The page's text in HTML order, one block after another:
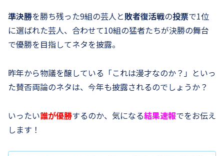
準決勝を勝ち残った9組の芸人と敗者復活戦の投票で1位
に選ばれた芸人、合わせて10組の猛者たちが決勝の舞台
で優勝を目指してネタを披露。
昨年から物議を醸している「これは漫才なのか？」といっ
た賛否両論のネタは、今年も披露されるのでしょうか？
いったい誰が優勝するのか、気になる結果速報でをお伝え
します！